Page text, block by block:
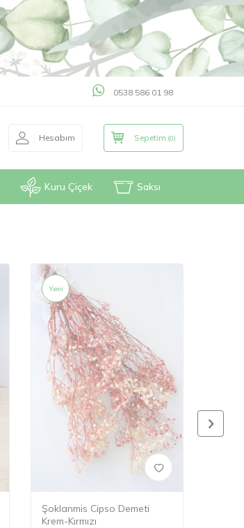
0538 586 01 98
Hesabım Sepetim (0)
Kuru Çiçek Saksı
Yeni
Şoklanmis Cipso Demeti
Krem-Kırmızı